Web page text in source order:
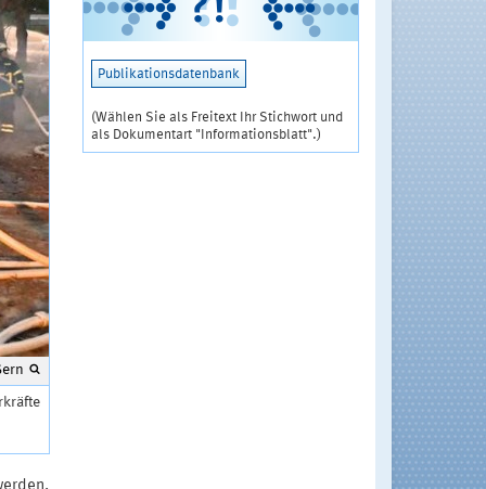
Publikationsdatenbank
(Wählen Sie als Freitext Ihr Stichwort und
als Dokumentart "Informationsblatt".)